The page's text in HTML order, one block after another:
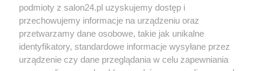
Społeczeństwo
Kultura
podmioty z salon24.pl uzyskujemy dostęp i
przechowujemy informacje na urządzeniu oraz
przetwarzamy dane osobowe, takie jak unikalne
identyfikatory, standardowe informacje wysyłane przez
urządzenie czy dane przeglądania w celu zapewniania